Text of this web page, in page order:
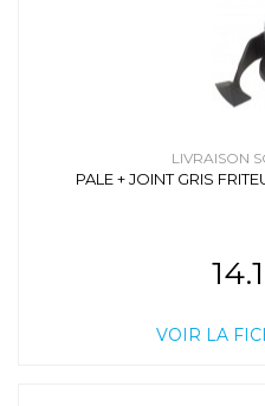
LIVRAISON
PALE + JOINT GRIS
VOIR LA